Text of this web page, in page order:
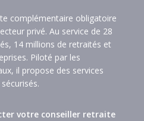
complémentaire obligatoire
privé. Au service de 28
14 millions de retraités et
Piloté par les
il propose des services
votre conseiller retraite